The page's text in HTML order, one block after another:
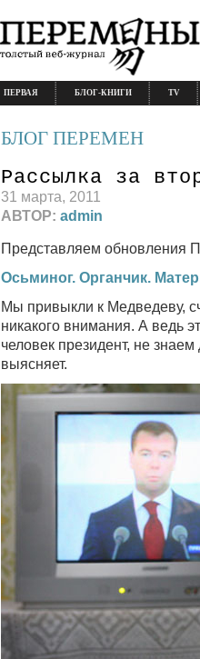
ПЕРВАЯ БЛОГ-КНИГИ TV
БЛОГ ПЕРЕМЕН
Рассылка за
31 марта, 2011
АВТОР: admin
Представляем обновления
Осьминог. Органчик.
Мы привыкли к Медведеву,
никакого внимания. А ведь
человек президент, не
выясняет.